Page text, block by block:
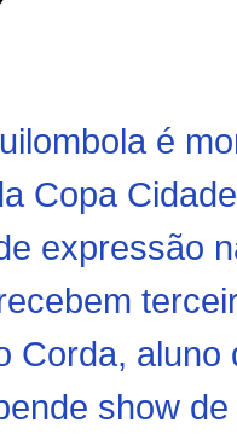
é
Copa
expressão
Corda,
show